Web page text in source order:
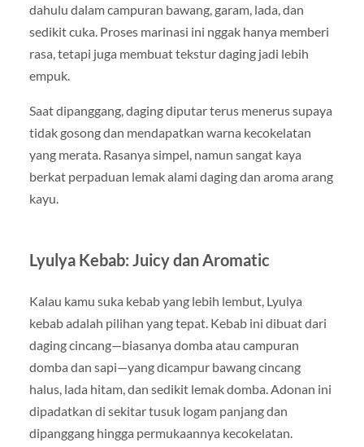
dahulu dalam campuran bawang, garam, lada, dan
sedikit cuka. Proses marinasi ini nggak hanya memberi
rasa, tetapi juga membuat tekstur daging jadi lebih
empuk.
Saat dipanggang, daging diputar terus menerus supaya
tidak gosong dan mendapatkan warna kecokelatan
yang merata. Rasanya simpel, namun sangat kaya
berkat perpaduan lemak alami daging dan aroma arang
kayu.
Lyulya Kebab: Juicy dan Aromatic
Kalau kamu suka kebab yang lebih lembut, Lyulya
kebab adalah pilihan yang tepat. Kebab ini dibuat dari
daging cincang—biasanya domba atau campuran
domba dan sapi—yang dicampur bawang cincang
halus, lada hitam, dan sedikit lemak domba. Adonan ini
dipadatkan di sekitar tusuk logam panjang dan
dipanggang hingga permukaannya kecokelatan.